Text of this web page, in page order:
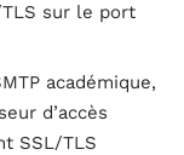
sur le port
académique,
d’accès
SSL/TLS